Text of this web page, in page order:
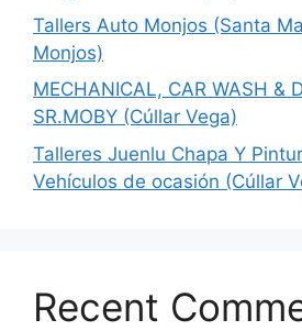
Tallers Auto Monjos (Santa
Monjos)
MECHANICAL, CAR WASH &
SR.MOBY (Cúllar Vega)
Talleres Juenlu Chapa Y
Vehículos de ocasión (Cúllar
Recent